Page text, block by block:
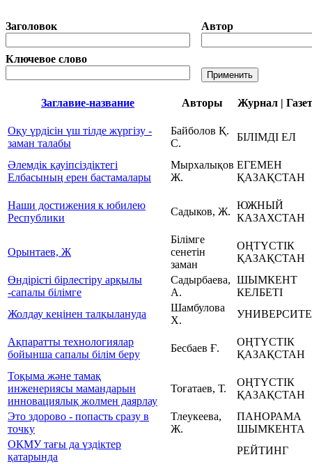
Заголовок Автор
Ключевое слово
Заглавие-название Авторы Журнал |
Оқу үрдісін үш тілде жүргізу -
заман талабы
Байболов Қ.
С.
БІЛІМДІ ЕЛ
Әлемдік қауіпсіздіктегі
Елбасының ерен бастамалары
Мырхалықов
Ж.
ЕГЕМЕН
ҚАЗАҚСТАН
Наши достижения к юбилею
Республики
Садыков, Ж.
ЮЖНЫЙ
КАЗАХСТАН
Орынтаев, Ж
Білімге
сенетін
заман
ОҢТҮСТІК
ҚАЗАҚСТАН
Өндірісті бірлестіру арқылы
-сапалы білімге
Садырбаева,
А.
ШЫМКЕНТ
КЕЛБЕТІ
Жолдау кеңінен талқылануда
Шамбулова
Х.
Ақпаратты технологиялар
бойынша сапалы білім беру
Бесбаев Ғ.
ОҢТҮСТІК
ҚАЗАҚСТАН
Тоқыма және тамақ
инженериясы мамандарын
инновациялық жолмен даярлау
Тоғатаев, Т.
ОҢТҮСТІК
ҚАЗАҚСТАН
Это здорово - попасть сразу в
точку
Тлеукеева,
Ж.
ПАНОРАМА
ШЫМКЕНТА
ОҚМУ тағы да үздіктер
қатарында
РЕЙТИНГ